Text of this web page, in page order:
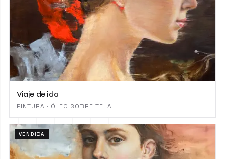
Viaje de ida
PINTURA · ÓLEO SOBRE TELA
VENDIDA